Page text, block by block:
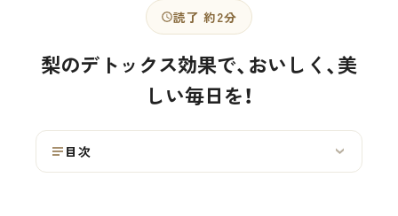
読了 約2分
梨のデトックス効果で、おいしく、美
しい毎日を！
目次 ›